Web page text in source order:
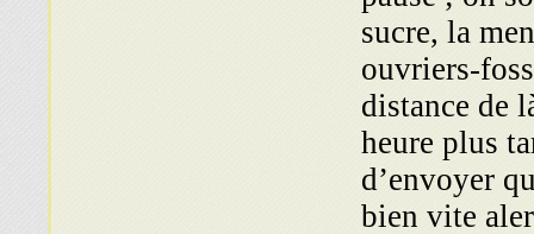
sucre, la
ouvriers-
distance de
heure plus
d’envoyer
bien vite